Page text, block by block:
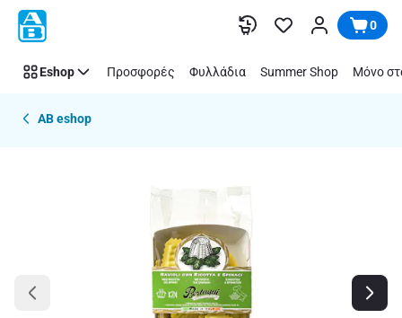
Παράλειψη 0
Eshop Προσφορές Φυλλάδια Summer Shop Μόνο
AB eshop